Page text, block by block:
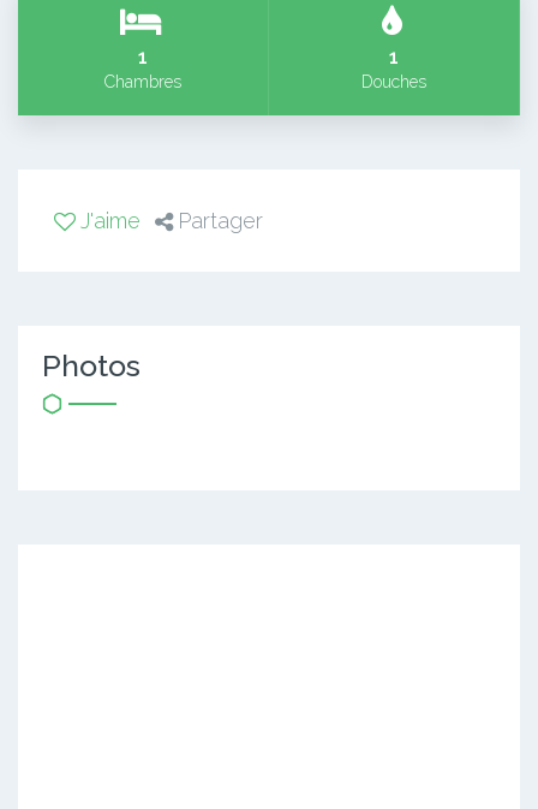
1
Chambres
1
Douches
J'aime Partager
Photos